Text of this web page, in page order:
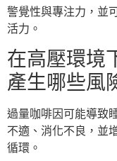
警覺性與專注力，並
活力。
在高壓環境
產生哪些風
過量咖啡因可能導致
不適、消化不良，並
循環。